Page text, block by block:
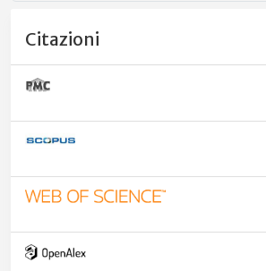
Citazioni